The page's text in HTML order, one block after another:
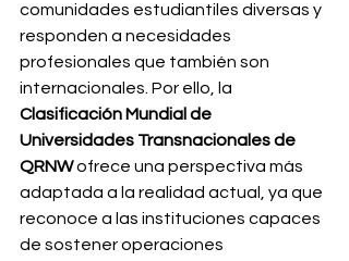
comunidades estudiantiles diversas y
responden a necesidades
profesionales que también son
internacionales. Por ello, la
Clasificación Mundial de
Universidades Transnacionales de
QRNW ofrece una perspectiva más
adaptada a la realidad actual, ya que
reconoce a las instituciones capaces
de sostener operaciones